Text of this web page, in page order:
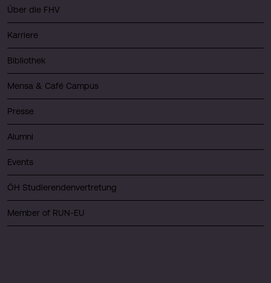
Über die FHV
Karriere
Bibliothek
Mensa & Café Campus
Presse
Alumni
Events
ÖH Studierendenvertretung
Member of RUN-EU